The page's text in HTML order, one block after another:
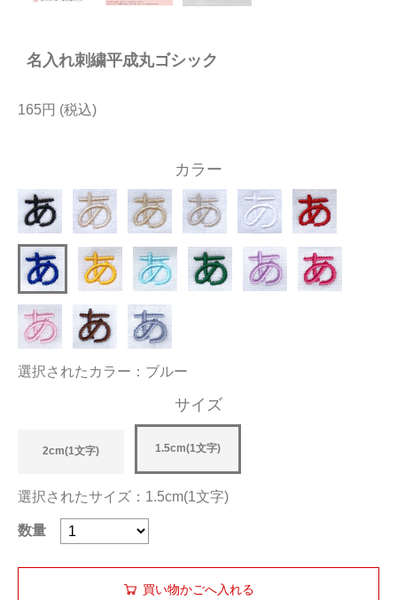
当サイトについて
規約
お問い合わせ
名入れ刺繍平成丸ゴシック
165円
カラー
選択されたカラー：ブルー
サイズ
2cm(1文字) 1.5cm(1文字)
選択されたサイズ：1.5cm(1文字)
数量